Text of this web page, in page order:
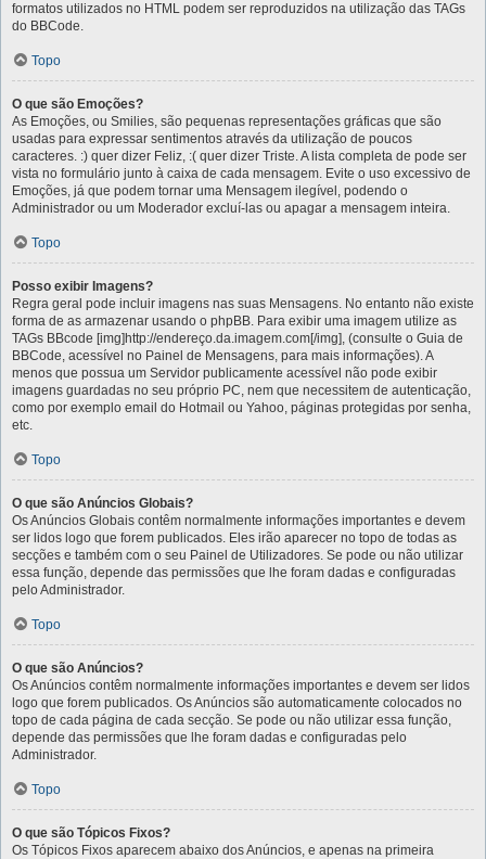
formatos utilizados no HTML podem ser reproduzidos na utilização das TAGs
do BBCode.
Topo
O que são Emoções?
As Emoções, ou Smilies, são pequenas representações gráficas que são
usadas para expressar sentimentos através da utilização de poucos
caracteres. :) quer dizer Feliz, :( quer dizer Triste. A lista completa de pode ser
vista no formulário junto à caixa de cada mensagem. Evite o uso excessivo de
Emoções, já que podem tornar uma Mensagem ilegível, podendo o
Administrador ou um Moderador excluí-las ou apagar a mensagem inteira.
Topo
Posso exibir Imagens?
Regra geral pode incluir imagens nas suas Mensagens. No entanto não existe
forma de as armazenar usando o phpBB. Para exibir uma imagem utilize as
TAGs BBcode [img]http://endereço.da.imagem.com[/img], (consulte o Guia de
BBCode, acessível no Painel de Mensagens, para mais informações). A
menos que possua um Servidor publicamente acessível não pode exibir
imagens guardadas no seu próprio PC, nem que necessitem de autenticação,
como por exemplo email do Hotmail ou Yahoo, páginas protegidas por senha,
etc.
Topo
O que são Anúncios Globais?
Os Anúncios Globais contêm normalmente informações importantes e devem
ser lidos logo que forem publicados. Eles irão aparecer no topo de todas as
secções e também com o seu Painel de Utilizadores. Se pode ou não utilizar
essa função, depende das permissões que lhe foram dadas e configuradas
pelo Administrador.
Topo
O que são Anúncios?
Os Anúncios contêm normalmente informações importantes e devem ser lidos
logo que forem publicados. Os Anúncios são automaticamente colocados no
topo de cada página de cada secção. Se pode ou não utilizar essa função,
depende das permissões que lhe foram dadas e configuradas pelo
Administrador.
Topo
O que são Tópicos Fixos?
Os Tópicos Fixos aparecem abaixo dos Anúncios, e apenas na primeira